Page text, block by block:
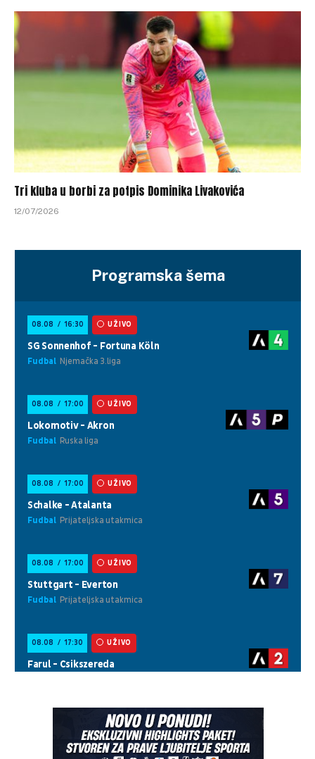
Tri kluba u borbi za potpis Dominika Livakovića
12/07/2026
Programska šema